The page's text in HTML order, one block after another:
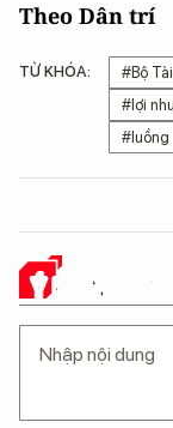
Theo Dân trí
TỪ KHÓA: #Bộ
#lợi
#luồng
Ý KIẾN CỦA